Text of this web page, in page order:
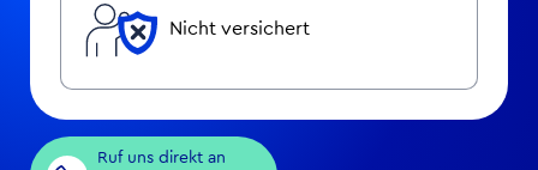
Nicht versichert
Ruf uns direkt an